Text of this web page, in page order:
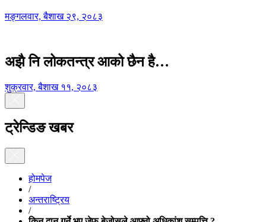
मङ्गलवार, बैशाख २९, २०८३
अझै नि लोकतन्त्र आको छैन है…
शुक्रवार, बैशाख ११, २०८३
ट्रेन्डिङ खबर
होमपेज
/
अन्तराष्ट्रिय
/